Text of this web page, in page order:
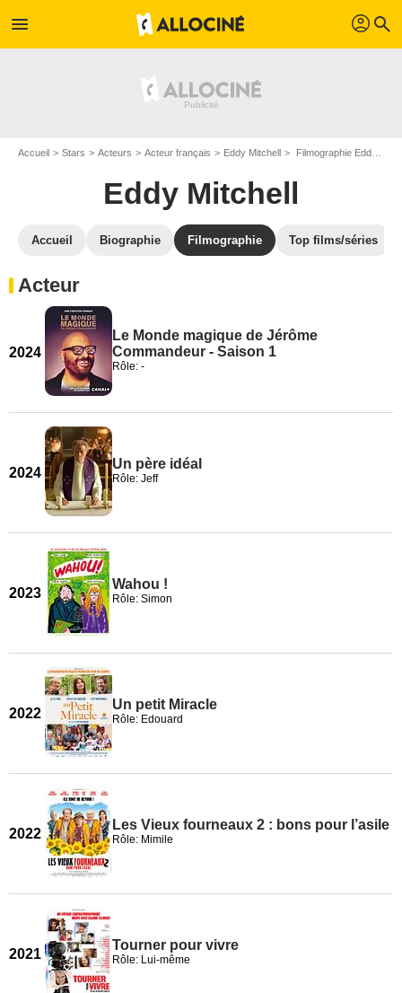
menu profil search
Accueil Stars Acteurs Acteur français Eddy Mitchell Filmographie Eddy Mitchell
Eddy Mitchell
Accueil Biographie Filmographie Top films/séries
Acteur
2024
Le Monde magique de Jérôme
Commandeur - Saison 1
Rôle: -
2024
Un père idéal
Rôle: Jeff
2023
Wahou !
Rôle: Simon
2022
Un petit Miracle
Rôle: Edouard
2022
Les Vieux fourneaux 2 : bons pour l’asile
Rôle: Mimile
2021
Tourner pour vivre
Rôle: Lui-même